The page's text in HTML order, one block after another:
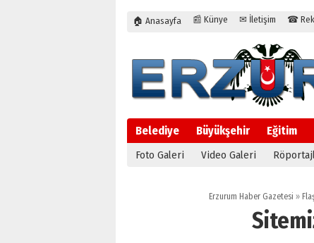
🏠 Anasayfa 📰 Künye ✉ İletişim ☎
Belediye Büyükşehir Eğitim
Foto Galeri Video Galeri
Erzurum Haber Gazetesi »